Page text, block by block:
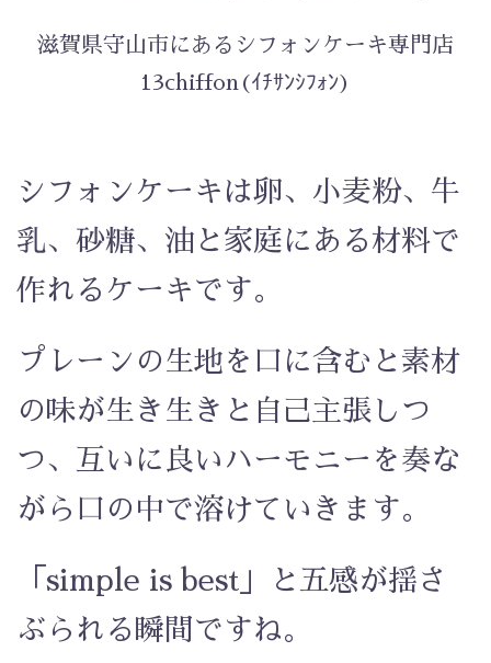
滋賀県守山市にあるシフォンケーキ専門店
13chiffon(ｲﾁｻﾝｼﾌｫﾝ)
シフォンケーキは卵、小麦粉、牛
乳、砂糖、油と家庭にある材料で
作れるケーキです。
プレーンの生地を口に含むと素材
の味が生き生きと自己主張しつ
つ、互いに良いハーモニーを奏な
がら口の中で溶けていきます。
「simple is best」と五感が揺さ
ぶられる瞬間ですね。